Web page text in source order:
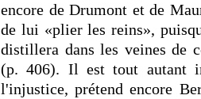
encore de Drumont et de
de lui «plier les reins»,
distillera dans les veines de
(p. 406). Il est tout autant
l'injustice, prétend encore